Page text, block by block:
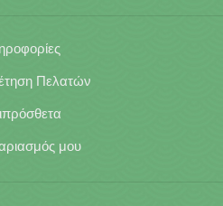
Πελατών
μου